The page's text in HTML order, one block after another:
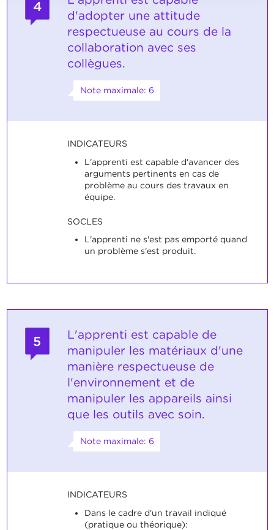
4
d'adopter une attitude
respectueuse au cours de la
collaboration avec ses
collègues.
Note maximale: 6
INDICATEURS
L'apprenti est capable d'avancer des
arguments pertinents en cas de
problème au cours des travaux en
équipe.
SOCLES
L'apprenti ne s'est pas emporté quand
un problème s'est produit.
5
L'apprenti est capable de
manipuler les matériaux d'une
manière respectueuse de
l'environnement et de
manipuler les appareils ainsi
que les outils avec soin.
Note maximale: 6
INDICATEURS
Dans le cadre d'un travail indiqué
(pratique ou théorique):